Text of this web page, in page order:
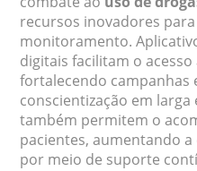
recursos inovadores
monitoramento.
digitais facilitam o
fortalecendo campanhas
conscientização em larga
também permitem o
pacientes, aumentando
por meio de suporte